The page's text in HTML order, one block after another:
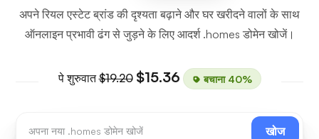
अपने रियल एस्टेट ब्रांड की दृश्यता बढ़ाने और घर खरीदने वालों के साथ
ऑनलाइन प्रभावी ढंग से जुड़ने के लिए आदर्श .homes डोमेन खोजें।
पे शुरुवात$19.20 $15.36 बचाना 40%
खोज